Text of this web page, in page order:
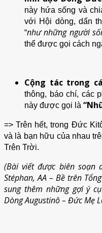
này hứa sống và
với Hội dòng, dấn
“như những người
thể được gọi cách
Cộng tác trong
thông, báo chí, các
này được gọi là
=> Trên hết, trong Đức
và là bạn hữu của nhau
Trên Trời.
(Bài viết được biên soạn
Stéphan, AA – Bề trên
sung thêm những gợi ý
Dòng Augustinô – Đức Mẹ